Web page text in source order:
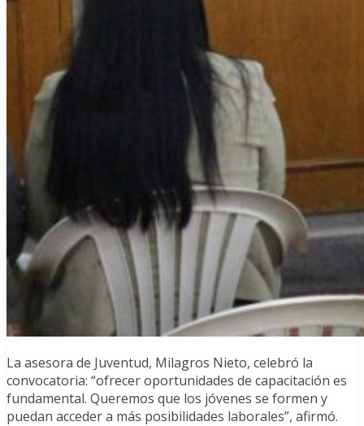
La asesora de Juventud, Milagros Nieto, celebró la
convocatoria: “ofrecer oportunidades de capacitación es
fundamental. Queremos que los jóvenes se formen y
puedan acceder a más posibilidades laborales”, afirmó.